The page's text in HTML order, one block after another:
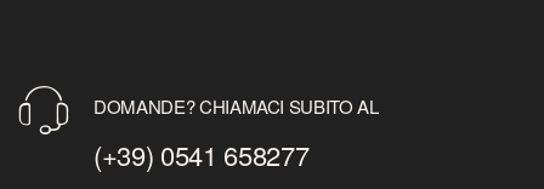
DOMANDE? CHIAMACI SUBITO AL
(+39) 0541 658277